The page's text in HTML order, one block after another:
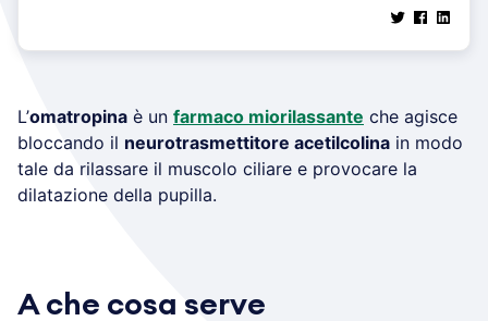
L’omatropina è un farmaco miorilassante che agisce
bloccando il neurotrasmettitore acetilcolina in modo
tale da rilassare il muscolo ciliare e provocare la
dilatazione della pupilla.
A che cosa serve